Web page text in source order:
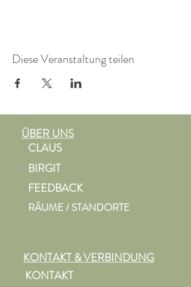
Diese Veranstaltung teilen
ÜBER UNS
CLAUS
BIRGIT
FEEDBACK
KONTAKT & VERBINDUNG
KONTAKT
RÄUME / STANDORTE